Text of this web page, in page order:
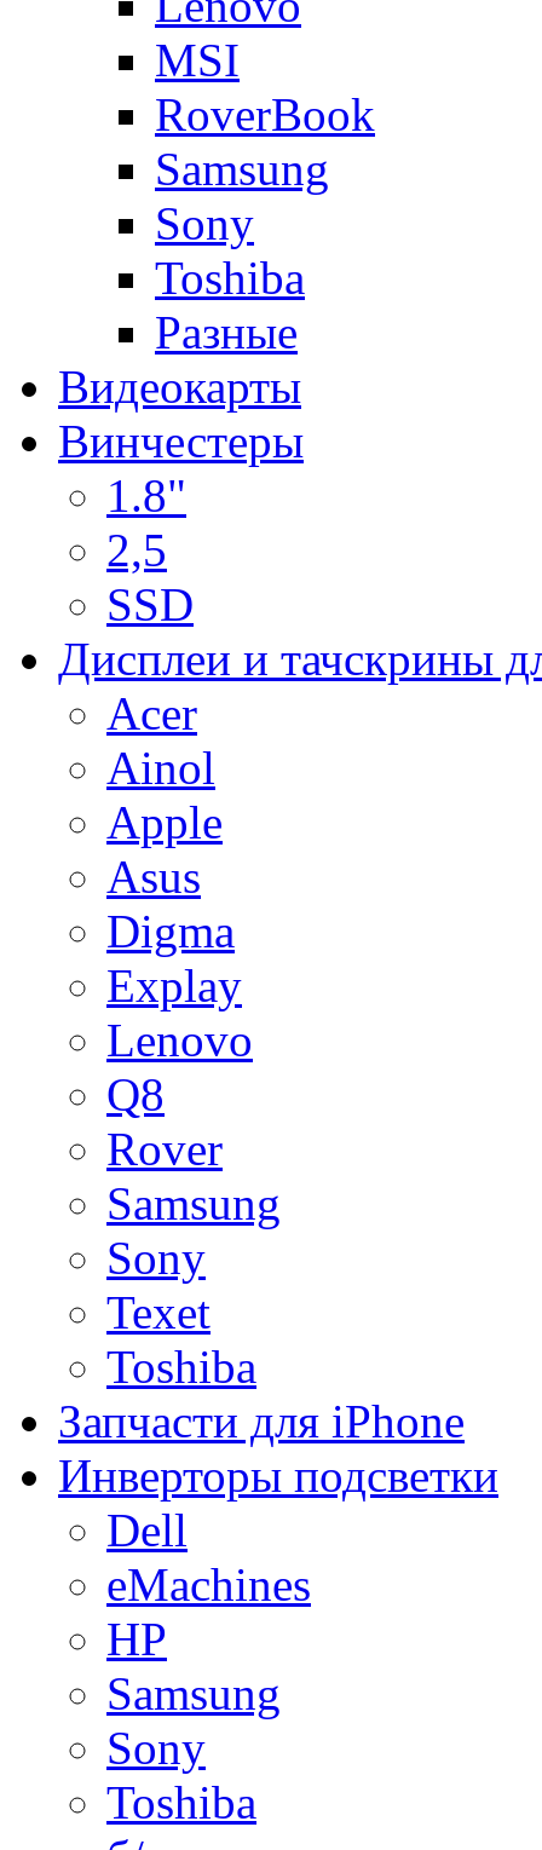
MSI
RoverBook
Samsung
Sony
Toshiba
Разные
Видеокарты
Винчестеры
1.8"
2,5
SSD
Дисплеи и тачскрины
Acer
Ainol
Apple
Asus
Digma
Explay
Lenovo
Q8
Rover
Samsung
Sony
Texet
Toshiba
Запчасти для iPhone
Инверторы подсветки
Dell
eMachines
HP
Samsung
Sony
Toshiba